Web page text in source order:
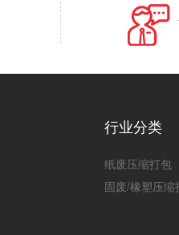
行业分类
纸废压缩打包
固废/橡塑压缩